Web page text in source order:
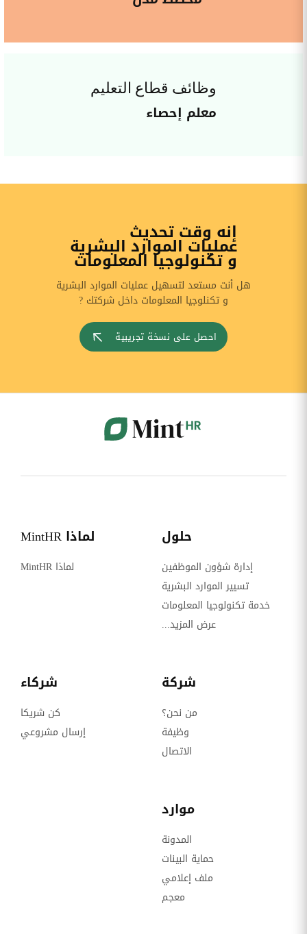
وظائف قطاع التعليم
معلم إحصاء
إنه وقت تحديث
عمليات الموارد البشرية
و تكنولوجيا المعلومات
هل أنت مستعد لتسهيل عمليات الموارد البشرية
و تكنلوجيا المعلومات داخل شركتك ?
احصل على نسخة تجريبية
حلول
إدارة شؤون الموظفين
تسيير الموارد البشرية
خدمة تكنولوجيا المعلومات
عرض المزيد...
لماذا MintHR
لماذا MintHR
شركة
من نحن؟
وظيفة
الاتصال
شركاء
كن شريكا
إرسال مشروعي
موارد
المدونة
حماية البينات
ملف إعلامي
معجم